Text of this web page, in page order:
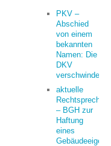
PKV –
Abschied
von einem
bekannten
Namen: Die
DKV
verschwindet
aktuelle
– BGH zur
Haftung
eines